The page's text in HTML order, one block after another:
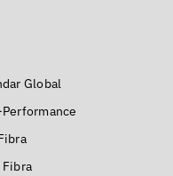
Global
Fibra